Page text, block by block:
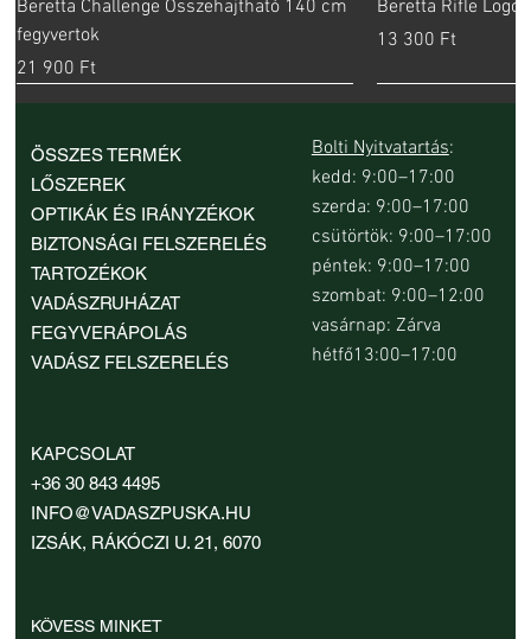
Beretta Challenge Összehajtható 140 cm
fegyvertok
Ár
21 900 Ft
Beretta Rifle Logo
Ár
13 300 Ft
Beretta MicroCore Caccia-Field 15 mm
tusatalp
Ár10 600 Ft
Beretta MicroCore Skeet Sporting 13 mm
tusatalp
Ár10 600 Ft
Beretta MicroCore Skeet Sporting 28 mm
tusatalp
Ár10 600 Ft
Parforce Active Rominten WP Sympatex
női vadászbakancs
Ár49 900 Ft
InfiRay Mate MAL38 hőkamera előtét
Ár449 900 Ft
HIKMICRO Lynx LQ35L 3.0 kézi hőkamera
kereső lézeres távolságmérővel
Ár692 900 Ft
HIKMICRO Habrok Pro HX60LS hőkamera
binokulár
Ár2 261 900 Ft
ÖSSZES TERMÉK
LŐSZEREK
OPTIKÁK ÉS IRÁNYZÉKOK
BIZTONSÁGI FELSZERELÉS
TARTOZÉKOK
VADÁSZRUHÁZAT
FEGYVERÁPOLÁS
VADÁSZ FELSZERELÉS
KÖVESS MINKET
KAPCSOLAT
+36 30 843 4495
INFO@VADASZPUSKA.HU
IZSÁK, RÁKÓCZI U. 21, 6070
Bolti Nyitvatartás:
kedd: 9:00–17:00
szerda: 9:00–17:00
csütörtök: 9:00–17:00
péntek: 9:00–17:00
szombat: 9:00–12:00
vasárnap: Zárva
hétfő13:00–17:00